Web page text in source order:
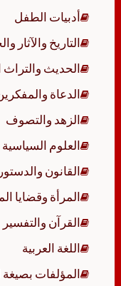
أدبيات الطفل
التاريخ والآثار
الحديث والتراث
الدعاة
الزهد والتصوف
العلوم السياسية
القانون والدستور
المرأة وقضايا
القرآن والتفسير
اللغة العربية
المؤلفات بصيغة